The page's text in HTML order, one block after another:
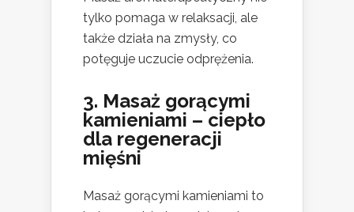
tylko pomaga w relaksacji, ale
także działa na zmysły, co
potęguje uczucie odprężenia.
3. Masaż gorącymi
kamieniami – ciepło
dla regeneracji
mięśni
Masaż gorącymi kamieniami to